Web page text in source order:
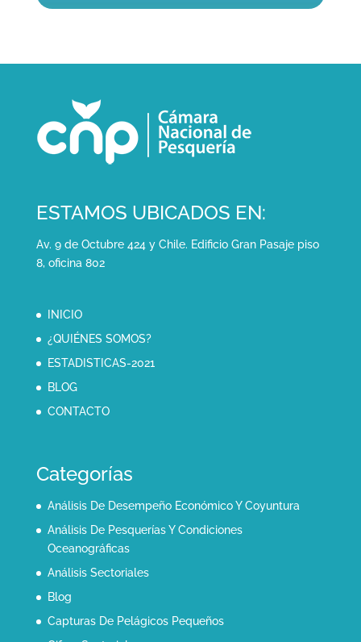
ESTAMOS UBICADOS EN:
Av. 9 de Octubre 424 y Chile. Edificio Gran Pasaje piso
8, oficina 802
INICIO
¿QUIÉNES SOMOS?
ESTADISTICAS-2021
BLOG
CONTACTO
Categorías
Análisis De Desempeño Económico Y Coyuntura
Análisis De Pesquerías Y Condiciones
Oceanográficas
Análisis Sectoriales
Blog
Capturas De Pelágicos Pequeños